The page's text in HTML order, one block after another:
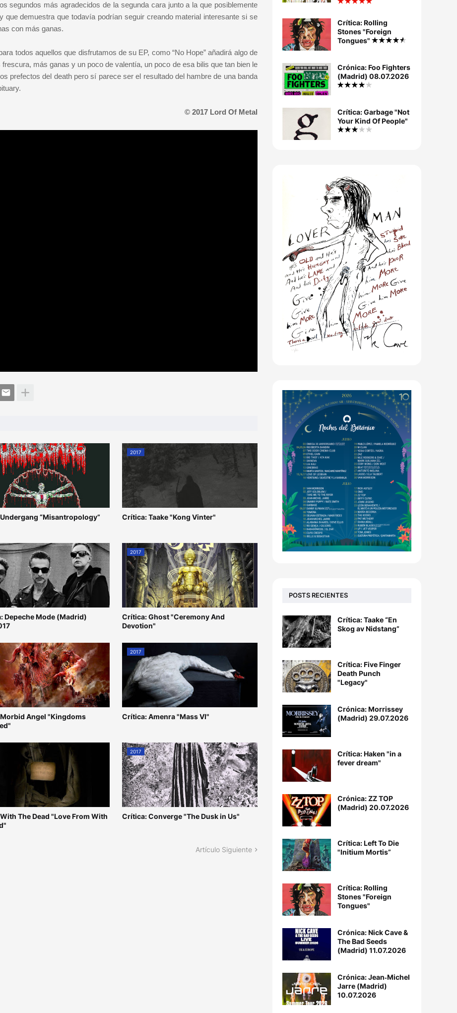
segundos más agradecidos de la segunda cara junto a la que posiblemente
que demuestra que todavía podrían seguir creando material interesante si se
con más ganas.
todos aquellos que disfrutamos de su EP, como “No Hope” añadirá algo de
más ganas y un poco de valentía, un poco de esa bilis que tan bien le
prefectos del death pero sí parece ser el resultado del hambre de una banda
© 2017 Lord Of Metal
“Misantropology”
2017
Crítica: Taake "Kong Vinter"
Depeche Mode (Madrid)
2017
Crítica: Ghost "Ceremony And
Devotion"
Angel "Kingdoms
2017
Crítica: Amenra "Mass VI"
The Dead "Love From With
2017
Crítica: Converge "The Dusk in Us"
Artículo Siguiente
Crítica: Rolling
Stones "Foreign
Tongues"
Crónica: Foo Fighters
(Madrid) 08.07.2026
Crítica: Garbage "Not
Your Kind Of People"
POSTS RECIENTES
Crítica: Taake “En
Skog av Nidstang”
Crítica: Five Finger
Death Punch
"Legacy"
Crónica: Morrissey
(Madrid) 29.07.2026
Crítica: Haken "in a
fever dream"
Crónica: ZZ TOP
(Madrid) 20.07.2026
Crítica: Left To Die
"Initium Mortis”
Crítica: Rolling
Stones "Foreign
Tongues"
Crónica: Nick Cave &
The Bad Seeds
(Madrid) 11.07.2026
Crónica: Jean‐Michel
Jarre (Madrid)
10.07.2026